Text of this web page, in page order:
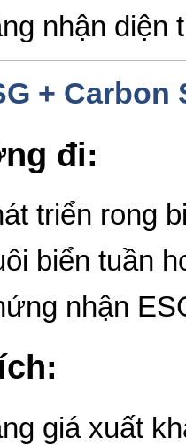
nhận diện
+
đi:
triển rong
biển tuần
nhận
giá xuất